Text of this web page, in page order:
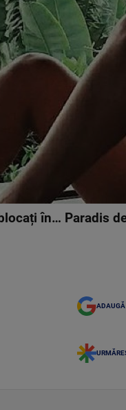
în… Paradis
ADAUGĂ